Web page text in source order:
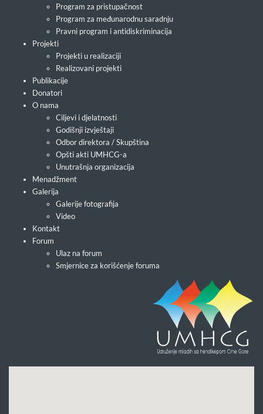
Program za pristupačnost
Program za međunarodnu saradnju
Pravni program i antidiskriminacija
Projekti
Projekti u realizaciji
Realizovani projekti
Publikacije
Donatori
O nama
Ciljevi i djelatnosti
Godišnji izvještaji
Odbor direktora / Skupština
Opšti akti UMHCG-a
Unutrašnja organizacija
Menadžment
Galerija
Galerije fotografija
Video
Kontakt
Forum
Ulaz na forum
Smjernice za korišćenje foruma